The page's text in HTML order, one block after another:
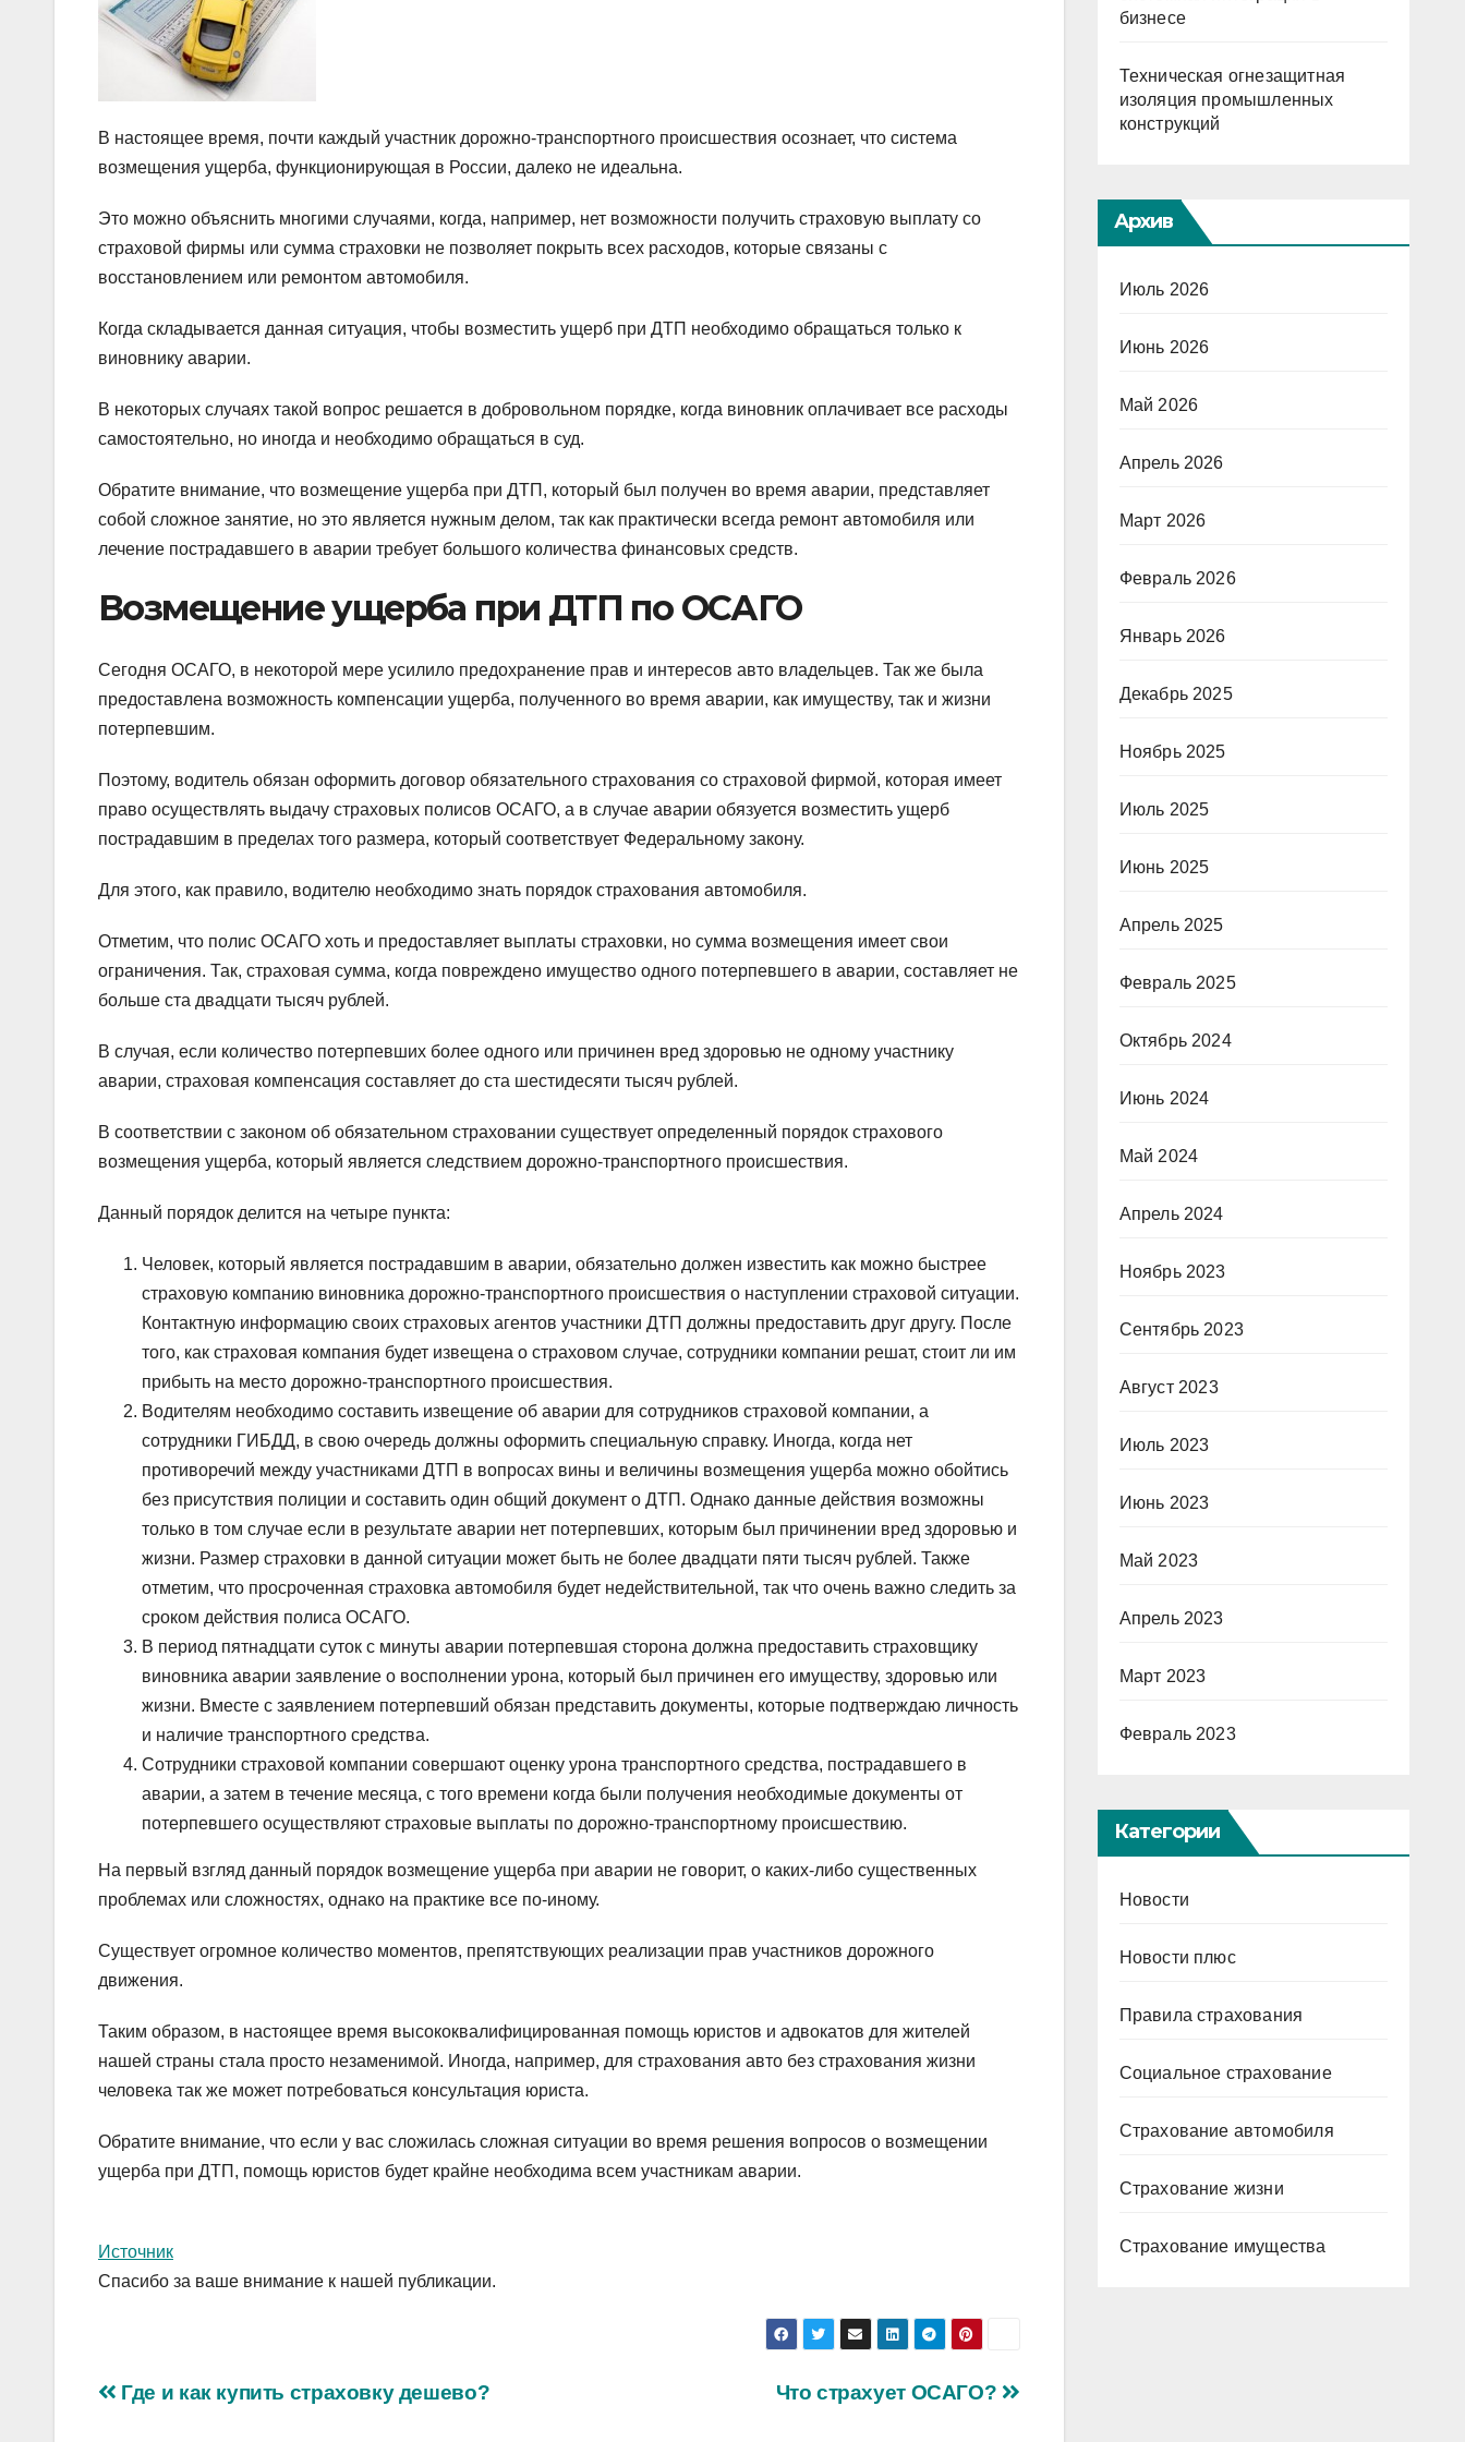
В настоящее время, почти каждый участник дорожно-транспортного происшествия осознает, что система
возмещения ущерба, функционирующая в России, далеко не идеальна.
Это можно объяснить многими случаями, когда, например, нет возможности получить страховую выплату со
страховой фирмы или сумма страховки не позволяет покрыть всех расходов, которые связаны с
восстановлением или ремонтом автомобиля.
Когда складывается данная ситуация, чтобы возместить ущерб при ДТП необходимо обращаться только к
виновнику аварии.
В некоторых случаях такой вопрос решается в добровольном порядке, когда виновник оплачивает все расходы
самостоятельно, но иногда и необходимо обращаться в суд.
Обратите внимание, что возмещение ущерба при ДТП, который был получен во время аварии, представляет
собой сложное занятие, но это является нужным делом, так как практически всегда ремонт автомобиля или
лечение пострадавшего в аварии требует большого количества финансовых средств.
Возмещение ущерба при ДТП по ОСАГО
Сегодня ОСАГО, в некоторой мере усилило предохранение прав и интересов авто владельцев. Так же была
предоставлена возможность компенсации ущерба, полученного во время аварии, как имуществу, так и жизни
потерпевшим.
Поэтому, водитель обязан оформить договор обязательного страхования со страховой фирмой, которая имеет
право осуществлять выдачу страховых полисов ОСАГО, а в случае аварии обязуется возместить ущерб
пострадавшим в пределах того размера, который соответствует Федеральному закону.
Для этого, как правило, водителю необходимо знать порядок страхования автомобиля.
Отметим, что полис ОСАГО хоть и предоставляет выплаты страховки, но сумма возмещения имеет свои
ограничения. Так, страховая сумма, когда повреждено имущество одного потерпевшего в аварии, составляет не
больше ста двадцати тысяч рублей.
В случая, если количество потерпевших более одного или причинен вред здоровью не одному участнику
аварии, страховая компенсация составляет до ста шестидесяти тысяч рублей.
В соответствии с законом об обязательном страховании существует определенный порядок страхового
возмещения ущерба, который является следствием дорожно-транспортного происшествия.
Данный порядок делится на четыре пункта:
Человек, который является пострадавшим в аварии, обязательно должен известить как можно быстрее
страховую компанию виновника дорожно-транспортного происшествия о наступлении страховой ситуации.
Контактную информацию своих страховых агентов участники ДТП должны предоставить друг другу. После
того, как страховая компания будет извещена о страховом случае, сотрудники компании решат, стоит ли им
прибыть на место дорожно-транспортного происшествия.
Водителям необходимо составить извещение об аварии для сотрудников страховой компании, а
сотрудники ГИБДД, в свою очередь должны оформить специальную справку. Иногда, когда нет
противоречий между участниками ДТП в вопросах вины и величины возмещения ущерба можно обойтись
без присутствия полиции и составить один общий документ о ДТП. Однако данные действия возможны
только в том случае если в результате аварии нет потерпевших, которым был причинении вред здоровью и
жизни. Размер страховки в данной ситуации может быть не более двадцати пяти тысяч рублей. Также
отметим, что просроченная страховка автомобиля будет недействительной, так что очень важно следить за
сроком действия полиса ОСАГО.
В период пятнадцати суток с минуты аварии потерпевшая сторона должна предоставить страховщику
виновника аварии заявление о восполнении урона, который был причинен его имуществу, здоровью или
жизни. Вместе с заявлением потерпевший обязан представить документы, которые подтверждаю личность
и наличие транспортного средства.
Сотрудники страховой компании совершают оценку урона транспортного средства, пострадавшего в
аварии, а затем в течение месяца, с того времени когда были получения необходимые документы от
потерпевшего осуществляют страховые выплаты по дорожно-транспортному происшествию.
На первый взгляд данный порядок возмещение ущерба при аварии не говорит, о каких-либо существенных
проблемах или сложностях, однако на практике все по-иному.
Существует огромное количество моментов, препятствующих реализации прав участников дорожного
движения.
Таким образом, в настоящее время высококвалифицированная помощь юристов и адвокатов для жителей
нашей страны стала просто незаменимой. Иногда, например, для страхования авто без страхования жизни
человека так же может потребоваться консультация юриста.
Обратите внимание, что если у вас сложилась сложная ситуации во время решения вопросов о возмещении
ущерба при ДТП, помощь юристов будет крайне необходима всем участникам аварии.
Источник
Спасибо за ваше внимание к нашей публикации.
Навигация
Что страхует ОСАГО?
Где и как купить страховку дешево?
бизнесе
Техническая огнезащитная
изоляция промышленных
конструкций
Архив
Июль 2026
Июнь 2026
Май 2026
Апрель 2026
Март 2026
Февраль 2026
Январь 2026
Декабрь 2025
Ноябрь 2025
Июль 2025
Июнь 2025
Апрель 2025
Февраль 2025
Октябрь 2024
Июнь 2024
Май 2024
Апрель 2024
Ноябрь 2023
Сентябрь 2023
Август 2023
Июль 2023
Июнь 2023
Май 2023
Апрель 2023
Март 2023
Февраль 2023
Категории
Новости
Новости плюс
Правила страхования
Социальное страхование
Страхование автомобиля
Страхование жизни
Страхование имущества